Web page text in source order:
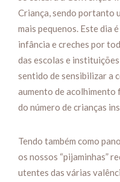
Criança, sendo portanto
mais pequenos. Este dia
infância e creches por
das escolas e
sentido de sensibilizar a
aumento de acolhimento
do número de crianças
Tendo também como
os nossos “pijaminhas”
utentes das várias